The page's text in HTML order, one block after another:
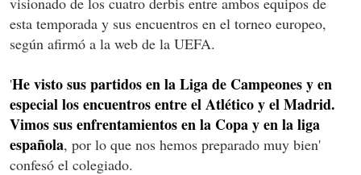
esta temporada y sus encuentros en el torneo europeo,
según afirmó a la web de la UEFA.
'He visto sus partidos en la Liga de Campeones y en
especial los encuentros entre el Atlético y el Madrid.
Vimos sus enfrentamientos en la Copa y en la liga
española, por lo que nos hemos preparado muy bien'
confesó el colegiado.